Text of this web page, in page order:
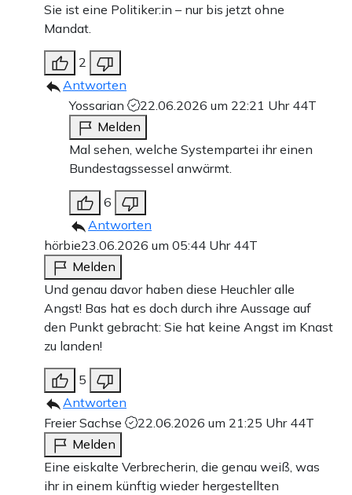
Sie ist eine Politiker:in – nur bis jetzt ohne
Mandat.
2
Antworten
Yossarian
22.06.2026 um 22:21 Uhr 44T
Melden
Mal sehen, welche Systempartei ihr einen
Bundestagssessel anwärmt.
6
Antworten
hörbie23.06.2026 um 05:44 Uhr 44T
Melden
Und genau davor haben diese Heuchler alle
Angst! Bas hat es doch durch ihre Aussage auf
den Punkt gebracht: Sie hat keine Angst im Knast
zu landen!
5
Antworten
Freier Sachse
22.06.2026 um 21:25 Uhr 44T
Melden
Eine eiskalte Verbrecherin, die genau weiß, was
ihr in einem künftig wieder hergestellten